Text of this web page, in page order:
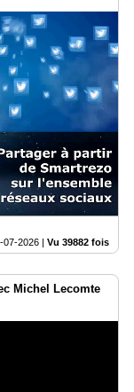
07-2026 Vu 39882 fois
Michel Lecomte